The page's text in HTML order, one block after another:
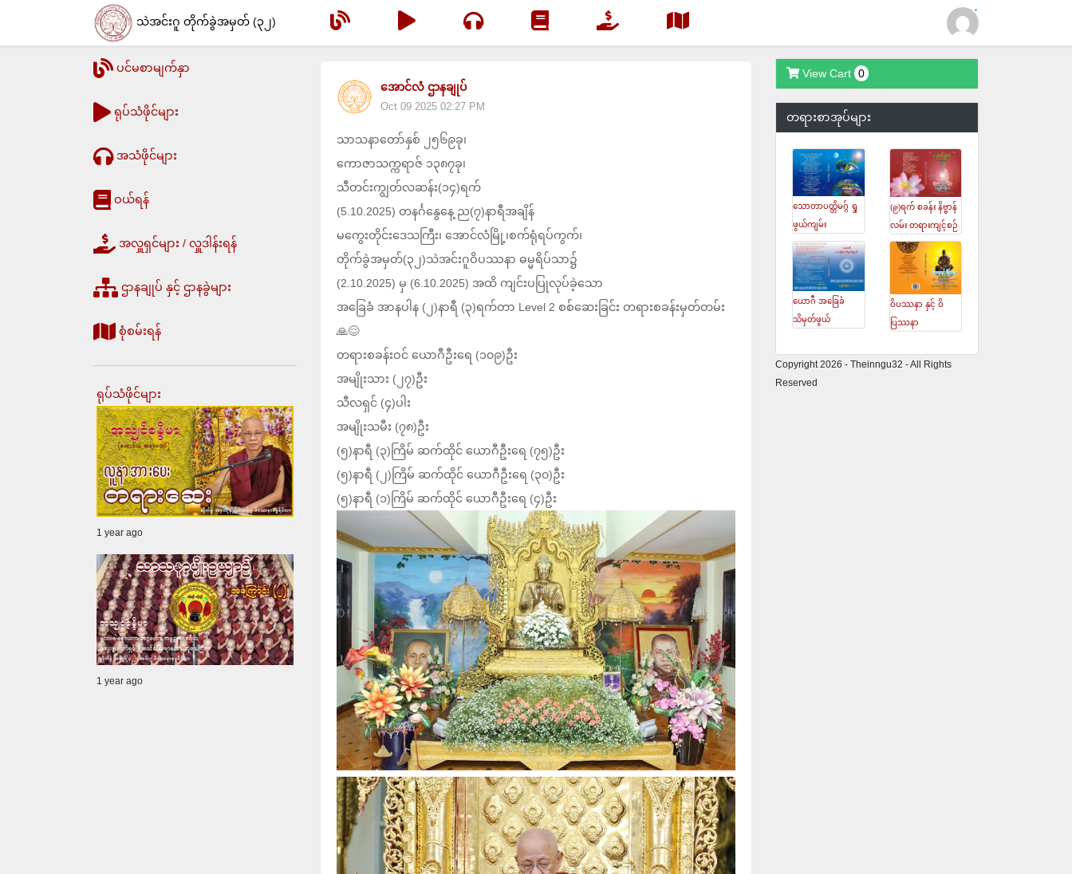
သဲအင်းဂူ တိုက်ခွဲအမှတ် (၃၂)
Login
ပင်မစာမျက်နှာ
ရုပ်သံဖိုင်များ
အသံဖိုင်များ
ဝယ်ရန်
အလှူရှင်များ / လှူဒါန်းရန်
ဌာနချုပ် နှင့် ဌာနခွဲများ
စုံစမ်းရန်
ရုပ်သံဖိုင်များ
1 year ago
1 year ago
အောင်လံ ဌာနချုပ်
Oct 09 2025 02:27 PM
သာသနာတော်နှစ် ၂၅၆၉ခု၊
ကောဇာသက္ကရာဇ် ၁၃၈၇ခု၊
သီတင်းကျွတ်လဆန်း(၁၄)ရက်
(5.10.2025) တနင်္ဂနွေနေ့ ည(၇)နာရီအချိန်
မကွေးတိုင်းဒေသကြီး၊ အောင်လံမြို့၊စက်ရုံရပ်ကွက်၊
တိုက်ခွဲအမှတ်(၃၂)သဲအင်းဂူဝိပဿနာ ဓမ္မရိပ်သာ၌
(2.10.2025) မှ (6.10.2025) အထိ ကျင်းပပြုလုပ်ခဲ့သော
အခြေခံ အာနပါန (၂)နာရီ (၃)ရက်တာ Level 2 စစ်ဆေးခြင်း တရားစခန်းမှတ်တမ်း
🙏😌
တရားစခန်းဝင် ယောဂီဦးရေ (၁၀၉)ဦး
အမျိုးသား (၂၇)ဦး
သီလရှင် (၄)ပါး
အမျိုးသမီး (၇၈)ဦး
(၅)နာရီ (၃)ကြိမ် ဆက်ထိုင် ယောဂီဦးရေ (၇၅)ဦး
(၅)နာရီ (၂)ကြိမ် ဆက်ထိုင် ယောဂီဦးရေ (၃၀)ဦး
(၅)နာရီ (၁)ကြိမ် ဆက်ထိုင် ယောဂီဦးရေ (၄)ဦး
View Cart 0
တရားစာအုပ်များ
သောတာပတ္တိမဂ္ဂ် ရှု
ဖွယ်ကျမ်း
(၉)ရက် စခန်း နိဗ္ဗာန်
လမ်း တရားကျင့်စဉ်
ယောဂီ အခြေခံ
သိမှတ်ဖွယ်
ဝိပဿနာ နှင့် ဝိ
ပြဿနာ
Copyright 2026 - Theinngu32 - All Rights
Reserved